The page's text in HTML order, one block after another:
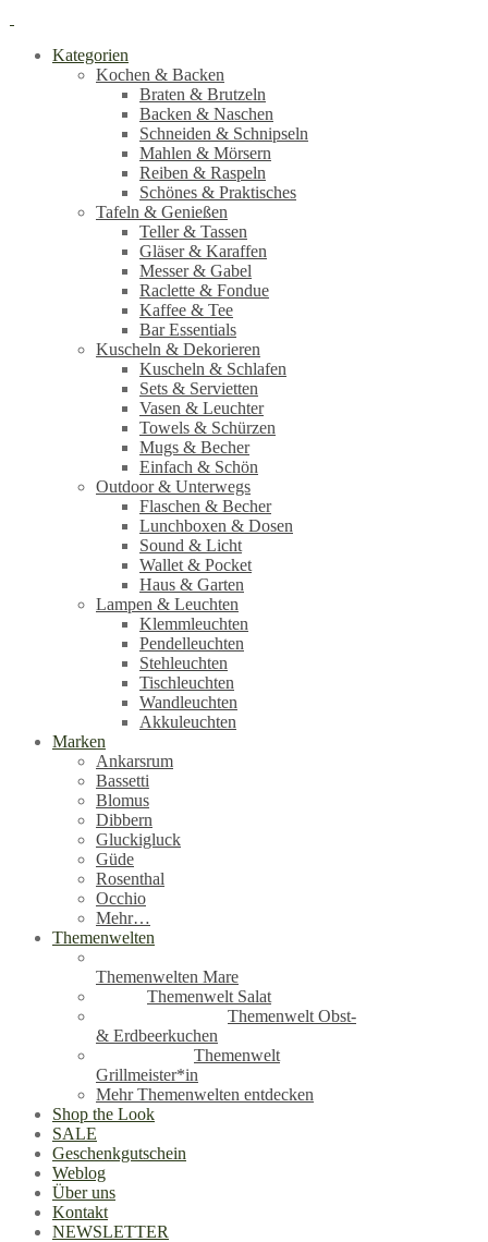
Kategorien
Kochen & Backen
Braten & Brutzeln
Backen & Naschen
Schneiden & Schnipseln
Mahlen & Mörsern
Reiben & Raspeln
Schönes & Praktisches
Tafeln & Genießen
Teller & Tassen
Gläser & Karaffen
Messer & Gabel
Raclette & Fondue
Kaffee & Tee
Bar Essentials
Kuscheln & Dekorieren
Kuscheln & Schlafen
Sets & Servietten
Vasen & Leuchter
Towels & Schürzen
Mugs & Becher
Einfach & Schön
Outdoor & Unterwegs
Flaschen & Becher
Lunchboxen & Dosen
Sound & Licht
Wallet & Pocket
Haus & Garten
Lampen & Leuchten
Klemmleuchten
Pendelleuchten
Stehleuchten
Tischleuchten
Wandleuchten
Akkuleuchten
Marken
Ankarsrum
Bassetti
Blomus
Dibbern
Gluckigluck
Güde
Rosenthal
Occhio
Mehr…
Themenwelten
Themenwelten Mare
Themenwelt Salat
Themenwelt Obst-
& Erdbeerkuchen
Themenwelt
Grillmeister*in
Mehr Themenwelten entdecken
Shop the Look
SALE
Geschenkgutschein
Weblog
Über uns
Kontakt
NEWSLETTER